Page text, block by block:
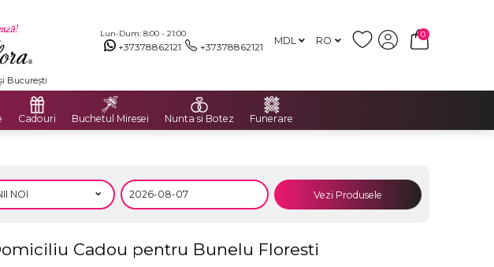
Lun-Dum: 8:00 - 21:00
+37378862121 +37378862121 MDL RO
0
București
Cadouri Buchetul Miresei Nunta si Botez Funerare
Vezi Produsele
Cadou pentru Bunelu Floresti